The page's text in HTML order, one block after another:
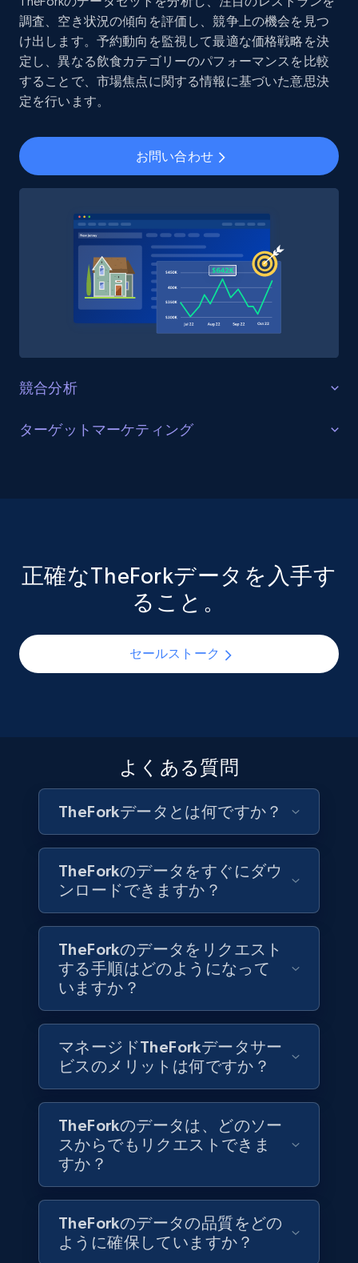
8.3K+ 963+ 今すぐ購入
URL, Title, Youtuber, Youtuber md5, Video url,
Video length, Likes, Views, and more.
Social media
8.1K+ 714+ 今すぐ購入
rating object, Product rating max, Rating,
TikTok - Posts
URL, Post id, Description, Create time, Digg
count, and more.
Facebook - Pages Posts by Profile URL
URL, Post id, User url, User username raw,
Content, Date posted, Hashtags, Num
comments, and more.
Social media
6.6K+ 629+ 今すぐ購入
Indeed job listings information
Jobid, Company name, Date posted parsed, Job
title, Description text, Benefits, Qualifications,
Job type, and more.
Business
6.5K+ 761+ 今すぐ購入
調査、空き状況の傾向を評価し、競争上の機会を見つ
け出します。予約動向を監視して最適な価格戦略を決
定し、異なる飲食カテゴリーのパフォーマンスを比較
することで、市場焦点に関する情報に基づいた意思決
定を行います。
お問い合わせ
競合分析
改善された戦略
お問い合わせ
ターゲットマーケティング
心のある顧客リストを構築できます。これにより、タ
ーゲットを絞ったマーケティングキャンペーンや広告
戦略を展開し、適切なメッセージを適切なタイミング
お問い合わせ
正確なTheForkデータを入手す
ること。
セールストーク
よくある質問
TheForkデータとは何ですか？
TheForkのデータをすぐにダウ
ンロードできますか？
TheForkのデータをリクエスト
する手順はどのようになって
いますか？
マネージドTheForkデータサー
ビスのメリットは何ですか？
TheForkのデータは、どのソー
スからでもリクエストできま
すか？
TheForkのデータの品質をどの
ように確保していますか？